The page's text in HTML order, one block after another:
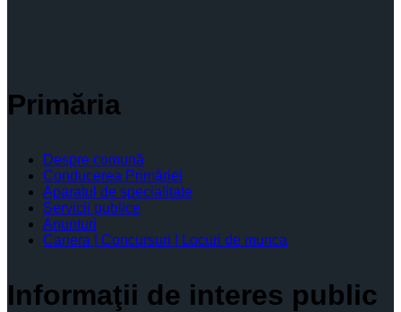
Primăria
Despre comună
Conducerea Primăriei
Aparatul de specialitate
Servicii publice
Anunturi
Cariera | Concursuri | Locuri de munca
Informaţii de interes public